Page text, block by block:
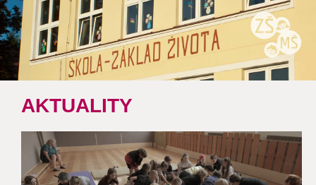
ZŠ
a
MŠ
Němčičky
AKTUALITY